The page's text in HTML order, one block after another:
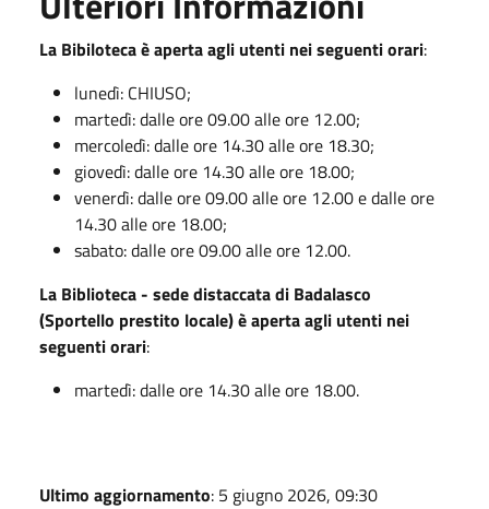
La Bibiloteca è aperta agli utenti nei seguenti orari:
lunedì: CHIUSO;
martedì: dalle ore 09.00 alle ore 12.00;
mercoledì: dalle ore 14.30 alle ore 18.30;
giovedì: dalle ore 14.30 alle ore 18.00;
venerdì: dalle ore 09.00 alle ore 12.00 e dalle ore
14.30 alle ore 18.00;
sabato: dalle ore 09.00 alle ore 12.00.
La Biblioteca - sede distaccata di Badalasco
(Sportello prestito locale) è aperta agli utenti nei
seguenti orari:
martedì: dalle ore 14.30 alle ore 18.00.
Ultimo aggiornamento: 5 giugno 2026, 09:30